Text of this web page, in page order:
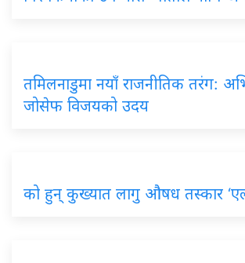
तमिलनाडुमा नयाँ राजनीतिक तरंग:
जोसेफ विजयको उदय
को हुन् कुख्यात लागु औषध तस्कार ‘एल